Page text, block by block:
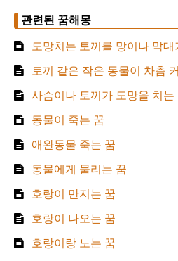
관련된 꿈해몽
도망치는 토끼를 망이나 막
토끼 같은 작은 동물이 차츰
사슴이나 토끼가 도망을 치는
동물이 죽는 꿈
애완동물 죽는 꿈
동물에게 물리는 꿈
호랑이 만지는 꿈
호랑이 나오는 꿈
호랑이랑 노는 꿈